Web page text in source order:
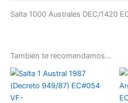
Salta 1000 Australes DEC/1420
También te recomendamos…